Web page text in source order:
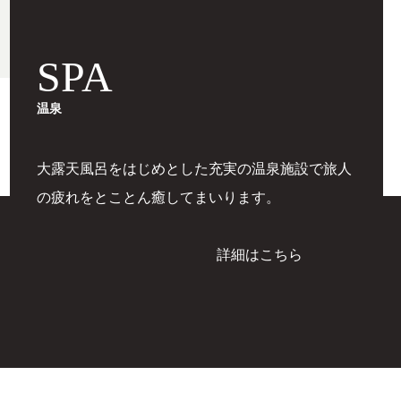
SPA
温泉
大露天風呂をはじめとした充実の温泉施設で旅人
の疲れをとことん癒してまいります。
詳細はこちら